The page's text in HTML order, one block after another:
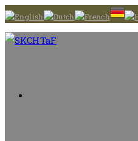
Skip
content